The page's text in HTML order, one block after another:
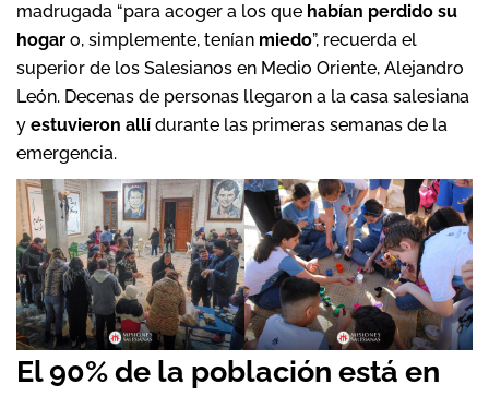
madrugada “para acoger a los que habían perdido su
hogar o, simplemente, tenían miedo”, recuerda el
superior de los Salesianos en Medio Oriente, Alejandro
León. Decenas de personas llegaron a la casa salesiana
y estuvieron allí durante las primeras semanas de la
emergencia.
El 90% de la población está en